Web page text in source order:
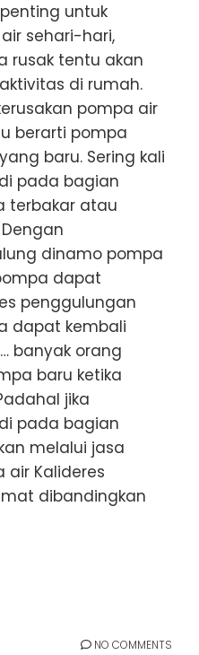
untuk
sehari-hari,
rusak tentu akan
di rumah.
pompa air
berarti pompa
baru. Sering kali
pada bagian
terbakar atau
dinamo pompa
dapat
penggulungan
dapat kembali
banyak orang
baru ketika
jika
pada bagian
melalui jasa
Kalideres
dibandingkan
NO COMMENTS